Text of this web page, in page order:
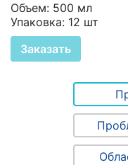
Объем: 500 мл
Упаковка: 12 шт
Заказать